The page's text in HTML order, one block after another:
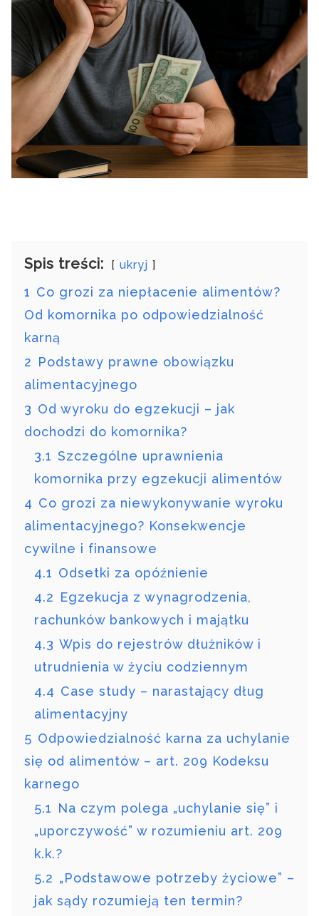
Spis treści: ukryj
1 Co grozi za niepłacenie alimentów?
Od komornika po odpowiedzialność
karną
2 Podstawy prawne obowiązku
alimentacyjnego
3 Od wyroku do egzekucji – jak
dochodzi do komornika?
3.1 Szczególne uprawnienia
komornika przy egzekucji alimentów
4 Co grozi za niewykonywanie wyroku
alimentacyjnego? Konsekwencje
cywilne i finansowe
4.1 Odsetki za opóźnienie
4.2 Egzekucja z wynagrodzenia,
rachunków bankowych i majątku
4.3 Wpis do rejestrów dłużników i
utrudnienia w życiu codziennym
4.4 Case study – narastający dług
alimentacyjny
5 Odpowiedzialność karna za uchylanie
się od alimentów – art. 209 Kodeksu
karnego
5.1 Na czym polega „uchylanie się” i
„uporczywość” w rozumieniu art. 209
k.k.?
5.2 „Podstawowe potrzeby życiowe” –
jak sądy rozumieją ten termin?